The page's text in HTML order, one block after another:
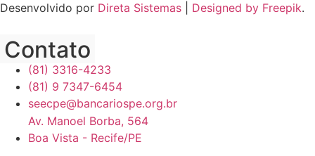
Desenvolvido por Direta Sistemas Designed by Freepik.
Contato
(81) 3316-4233
(81) 9 7347-6454
seecpe@bancariospe.org.br
Av. Manoel Borba, 564
Boa Vista - Recife/PE